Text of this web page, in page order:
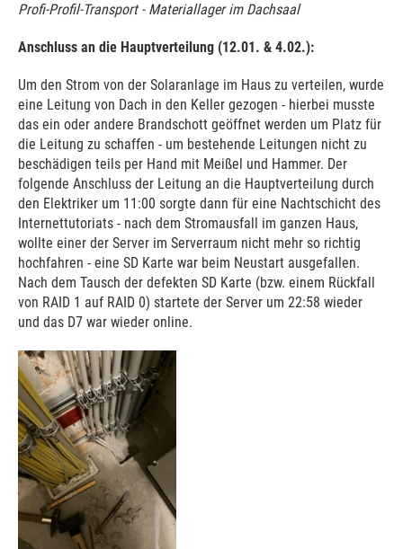
Profi-Profil-Transport - Materiallager im Dachsaal
Anschluss an die Hauptverteilung (12.01. & 4.02.):
Um den Strom von der Solaranlage im Haus zu verteilen, wurde
eine Leitung von Dach in den Keller gezogen - hierbei musste
das ein oder andere Brandschott geöffnet werden um Platz für
die Leitung zu schaffen - um bestehende Leitungen nicht zu
beschädigen teils per Hand mit Meißel und Hammer. Der
folgende Anschluss der Leitung an die Hauptverteilung durch
den Elektriker um 11:00 sorgte dann für eine Nachtschicht des
Internettutoriats - nach dem Stromausfall im ganzen Haus,
wollte einer der Server im Serverraum nicht mehr so richtig
hochfahren - eine SD Karte war beim Neustart ausgefallen.
Nach dem Tausch der defekten SD Karte (bzw. einem Rückfall
von RAID 1 auf RAID 0) startete der Server um 22:58 wieder
und das D7 war wieder online.